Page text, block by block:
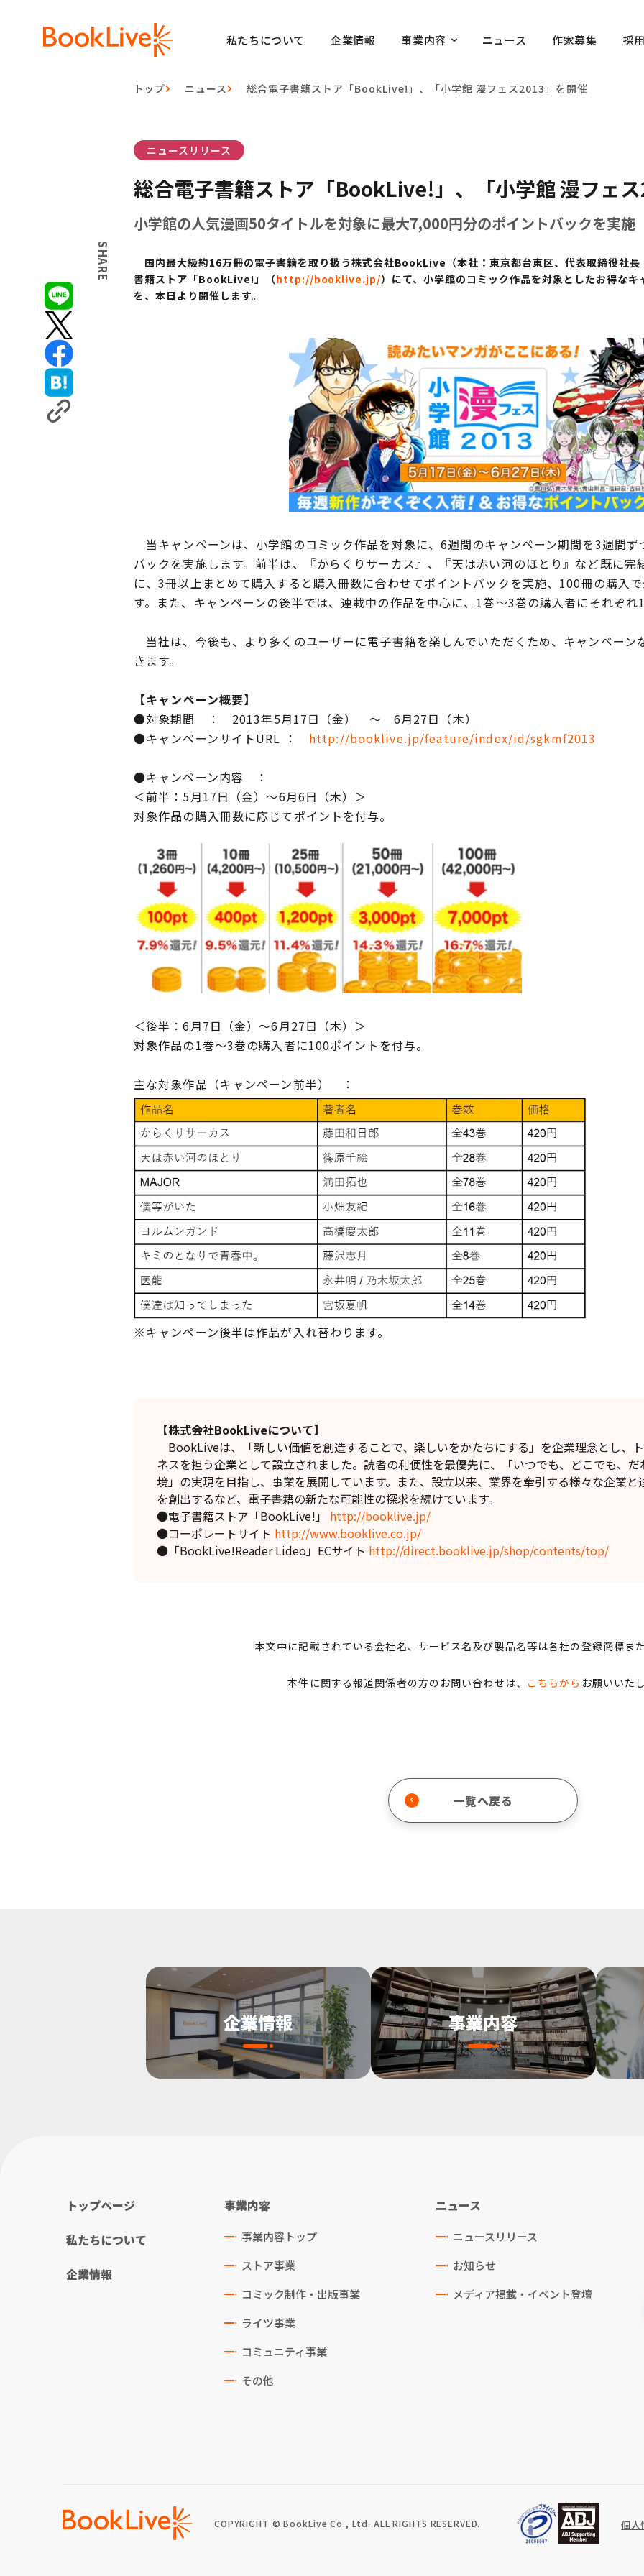
私たちについて 企業情報 事業内容 ニュース 作家募集 採
トップ ニュース 総合電子書籍ストア「BookLive!」、「小学館 漫フェス2013」を開催
SHARE
ニュースリリース
総合電子書籍ストア「BookLive!」、「小学館 漫フェ
小学館の人気漫画50タイトルを対象に最大7,000円分のポイントバックを実施
国内最大級約16万冊の電子書籍を取り扱う株式会社BookLive（本社：東京都台東区、代表取締役社長
書籍ストア「BookLive!」（http://booklive.jp/）にて、小学館のコミック作品を対象としたお得なキ
を、本日より開催します。
当キャンペーンは、小学館のコミック作品を対象に、6週間のキャンペーン期間を3週間ず
バックを実施します。前半は、『からくりサーカス』、『天は赤い河のほとり』など既に
に、3冊以上まとめて購入すると購入冊数に合わせてポイントバックを実施、100冊の購入
す。また、キャンペーンの後半では、連載中の作品を中心に、1巻～3巻の購入者にそれぞれ
当社は、今後も、より多くのユーザーに電子書籍を楽しんでいただくため、キャンペーン
きます。
【キャンペーン概要】
●対象期間 ： 2013年5月17日（金） ～ 6月27日（木）
●キャンペーンサイトURL ： http://booklive.jp/feature/index/id/sgkmf2013
●キャンペーン内容 ：
＜前半：5月17日（金）～6月6日（木）＞
対象作品の購入冊数に応じてポイントを付与。
＜後半：6月7日（金）～6月27日（木）＞
対象作品の1巻～3巻の購入者に100ポイントを付与。
主な対象作品（キャンペーン前半） ：
※キャンペーン後半は作品が入れ替わります。
【株式会社BookLiveについて】
BookLiveは、「新しい価値を創造することで、楽しいをかたちにする」を企業理念とし、
ネスを担う企業として設立されました。読者の利便性を最優先に、「いつでも、どこでも、
境」の実現を目指し、事業を展開しています。また、設立以来、業界を牽引する様々な企業
を創出するなど、電子書籍の新たな可能性の探求を続けています。
●電子書籍ストア「BookLive!」 http://booklive.jp/
●コーポレートサイト http://www.booklive.co.jp/
●「BookLive!Reader Lideo」ECサイト http://direct.booklive.jp/shop/contents/top/
本文中に記載されている会社名、サービス名及び製品名等は各社の登録商標また
本件に関する報道関係者の方のお問い合わせは、 こちらから お願いいた
一覧へ戻る
企業情報 事業内容
トップページ
私たちについて
企業情報
事業内容
事業内容トップ
ストア事業
コミック制作・出版事業
ライツ事業
コミュニティ事業
その他
ニュース
ニュースリリース
お知らせ
メディア掲載・イベント登壇
COPYRIGHT © BookLive Co., Ltd. ALL RIGHTS RESERVED. 個人